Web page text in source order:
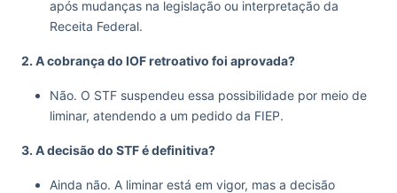
após mudanças na legislação ou interpretação da
Receita Federal.
2. A cobrança do IOF retroativo foi aprovada?
Não. O STF suspendeu essa possibilidade por meio de
liminar, atendendo a um pedido da FIEP.
3. A decisão do STF é definitiva?
Ainda não. A liminar está em vigor, mas a decisão